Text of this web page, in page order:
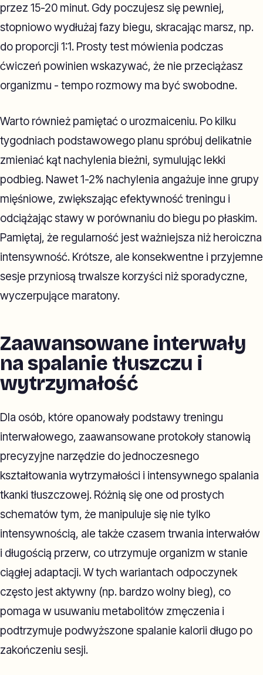
przez 15-20 minut. Gdy poczujesz się pewniej,
stopniowo wydłużaj fazy biegu, skracając marsz, np.
do proporcji 1:1. Prosty test mówienia podczas
ćwiczeń powinien wskazywać, że nie przeciążasz
organizmu - tempo rozmowy ma być swobodne.
Warto również pamiętać o urozmaiceniu. Po kilku
tygodniach podstawowego planu spróbuj delikatnie
zmieniać kąt nachylenia bieżni, symulując lekki
podbieg. Nawet 1-2% nachylenia angażuje inne grupy
mięśniowe, zwiększając efektywność treningu i
odciążając stawy w porównaniu do biegu po płaskim.
Pamiętaj, że regularność jest ważniejsza niż heroiczna
intensywność. Krótsze, ale konsekwentne i przyjemne
sesje przyniosą trwalsze korzyści niż sporadyczne,
wyczerpujące maratony.
Zaawansowane interwały
na spalanie tłuszczu i
wytrzymałość
Dla osób, które opanowały podstawy treningu
interwałowego, zaawansowane protokoły stanowią
precyzyjne narzędzie do jednoczesnego
kształtowania wytrzymałości i intensywnego spalania
tkanki tłuszczowej. Różnią się one od prostych
schematów tym, że manipuluje się nie tylko
intensywnością, ale także czasem trwania interwałów
i długością przerw, co utrzymuje organizm w stanie
ciągłej adaptacji. W tych wariantach odpoczynek
często jest aktywny (np. bardzo wolny bieg), co
pomaga w usuwaniu metabolitów zmęczenia i
podtrzymuje podwyższone spalanie kalorii długo po
zakończeniu sesji.